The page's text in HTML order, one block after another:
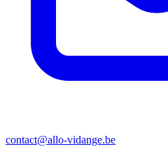
contact@allo-vidange.be